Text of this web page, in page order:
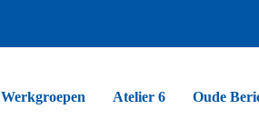
Werkgroepen Atelier 6 Oude